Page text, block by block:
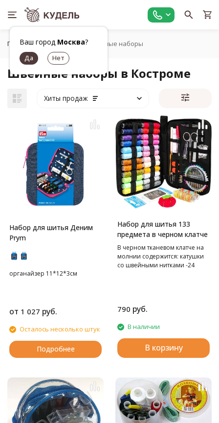
Ваш город Москва?
Главная Шитье Швейные наборы
Швейные наборы в Костроме
Хиты продаж
Набор для шитья Деним
Prym
органайзер 11*12*3см
от 1 027 руб.
Осталось несколько штук
Подробнее
Набор для шитья 133
предмета в черном клатче
В черном тканевом клатче на
молнии содержится: катушки
со швейными нитками -24
шт,нитевдеватель - 2 шт, иглы
подушечка для игл- 1 шт,
вспарыватель - 1 шт,
металлический наперсток - 2
пинцет-1 шт, карандаш - 1 шт,
крючок №3,5 мм, булавки
английские – 5 шт, набор с
пуговицами.
790 руб.
В наличии
В корзину